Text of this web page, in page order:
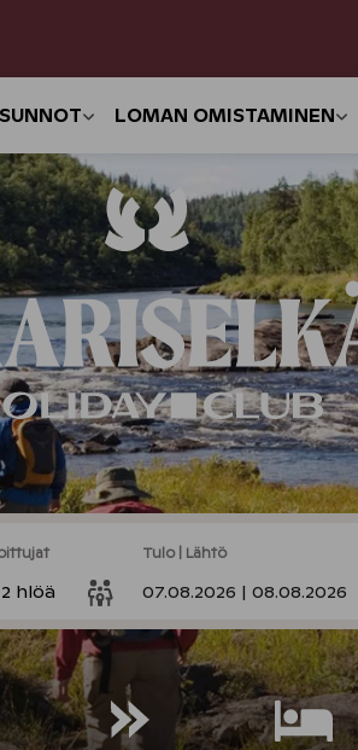
LOMAN OMISTAMINEN
hlöä
Tulo | Lähtö
07.08.2026 | 08.08.2026